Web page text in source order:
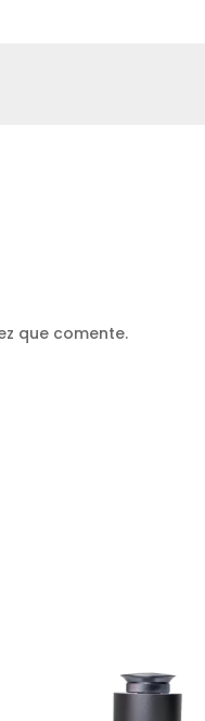
que comente.